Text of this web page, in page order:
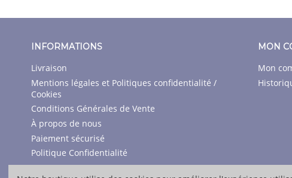
INFORMATIONS
Livraison
Mentions légales et Politiques confidentialité /
Cookies
Conditions Générales de Vente
À propos de nous
Paiement sécurisé
Politique Confidentialité
Contactez-nous
MON
Mon